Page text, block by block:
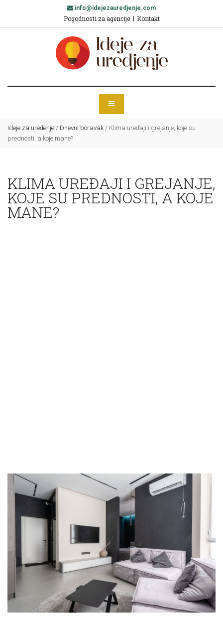
info@idejezauredjenje.com
Pogodnosti za agencije Kontakt
Ideje za uređenje / Dnevni boravak/ Klima uređaji i grejanje, koje su
prednosti, a koje mane?
KLIMA UREĐAJI I GREJANJE,
KOJE SU PREDNOSTI, A KOJE
MANE?